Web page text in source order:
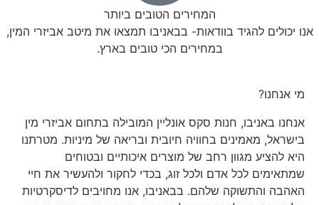
המחירים הטובים ביותר
אנו יכולים להגיד בוודאות- בבאניבו תמצאו את מיטב אביזרי המין,
במחירים הכי טובים בארץ.
מי אנחנו?
אנחנו באניבו, חנות סקס אונליין המובילה בתחום אביזרי מין
בישראל, מאמינים בחוויה חיובית ובריאה של מיניות. מטרתנו
היא להציע מגוון רחב של מוצרים איכותיים ובטוחים
שמתאימים לכל אדם ולכל זוג, בכדי לחקור ולהעשיר את חיי
האהבה והתשוקה שלהם. בבאניבו, אנו מחויבים לדיסקרטיות